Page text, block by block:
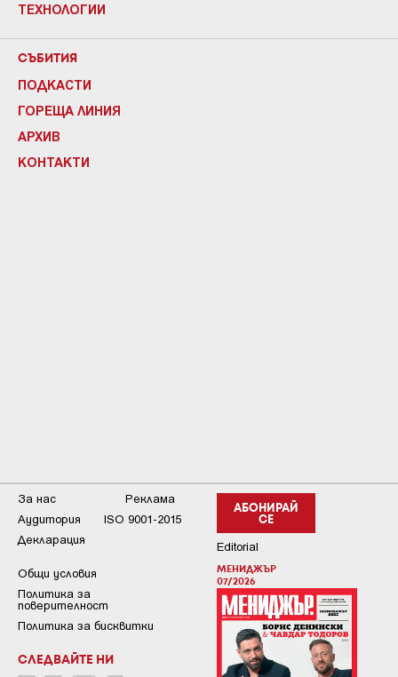
ТЕХНОЛОГИИ
СЪБИТИЯ
ПОДКАСТИ
ГОРЕЩА ЛИНИЯ
АРХИВ
КОНТАКТИ
АБОНИРАЙ
СЕ
Editorial
МЕНИДЖЪР
07/2026
За нас
Реклама
Аудитория
ISO 9001-2015
Декларация
Общи условия
Пoлитикa зa
пoвepитeлнocт
Политика за бисквитки
СЛЕДВАЙТЕ НИ